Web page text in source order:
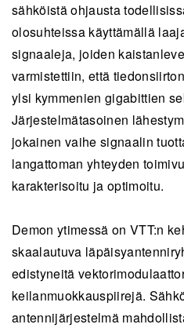
sähköistä ohjausta
olosuhteissa käyttämällä
signaaleja, joiden
varmistettiin, että
ylsi kymmenien gigabittien
Järjestelmätasoinen
jokainen vaihe signaalin
langattoman yhteyden
karakterisoitu ja optimoitu.
Demon ytimessä on VTT:n
skaalautuva
edistyneitä
keilanmuokkauspiirejä.
antennijärjestelmä